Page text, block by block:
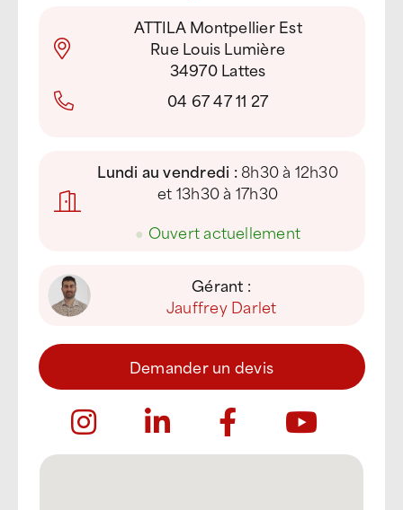
ATTILA Montpellier Est
Rue Louis Lumière
34970 Lattes
04 67 47 11 27
Lundi au vendredi :8h30 à 12h30
et 13h30 à 17h30
● Ouvert actuellement
Gérant :
Jauffrey Darlet
Demander un devis